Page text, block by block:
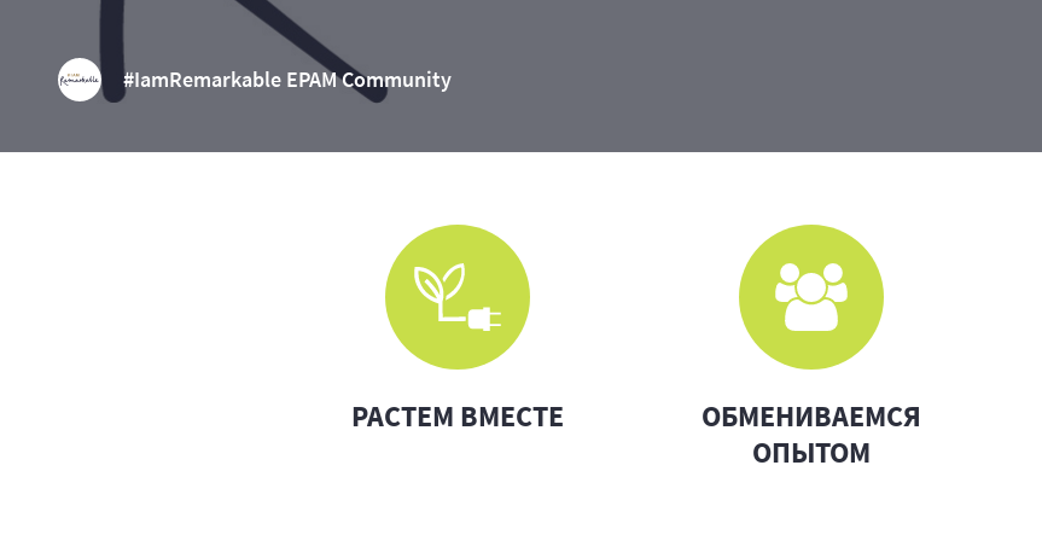
#IamRemarkable EPAM Community
РАСТЕМ ВМЕСТЕ
ОБМЕНИВАЕМСЯ
ОПЫТОМ